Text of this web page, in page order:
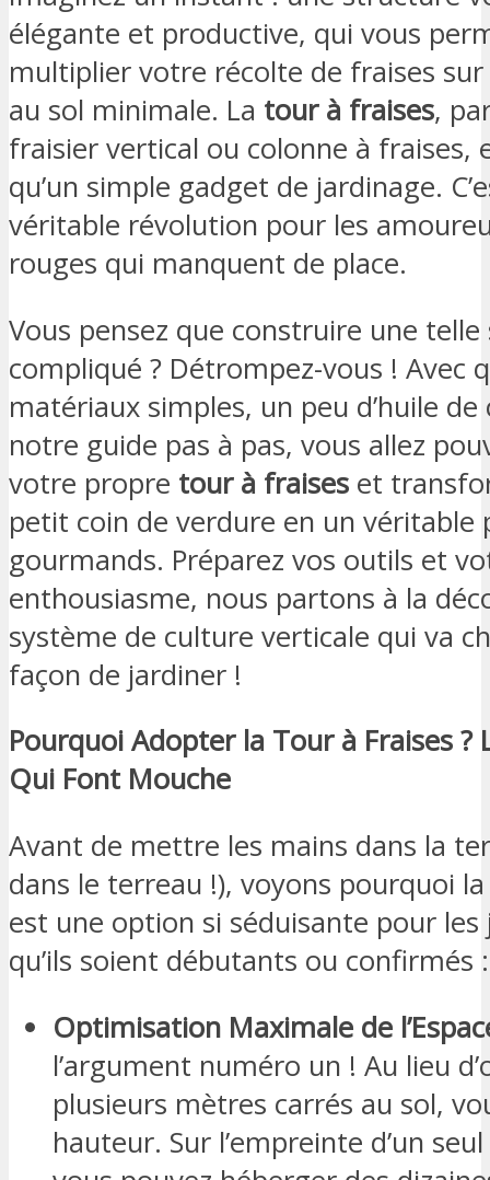
élégante et productive, qui vous
multiplier votre récolte de fraises
au sol minimale. La tour à fraises,
fraisier vertical ou colonne à fraises,
qu’un simple gadget de jardinage.
véritable révolution pour les
rouges qui manquent de place.
Vous pensez que construire une
compliqué ? Détrompez-vous ! Avec
matériaux simples, un peu d’huile
notre guide pas à pas, vous allez
votre propre tour à fraises et
petit coin de verdure en un véritable
gourmands. Préparez vos outils et
enthousiasme, nous partons à la
système de culture verticale qui va
façon de jardiner !
Pourquoi Adopter la Tour à Fraises ?
Qui Font Mouche
Avant de mettre les mains dans la
dans le terreau !), voyons pourquoi
est une option si séduisante pour les
qu’ils soient débutants ou confirmés :
Optimisation Maximale de
l’argument numéro un ! Au lieu
plusieurs mètres carrés au sol,
hauteur. Sur l’empreinte d’un